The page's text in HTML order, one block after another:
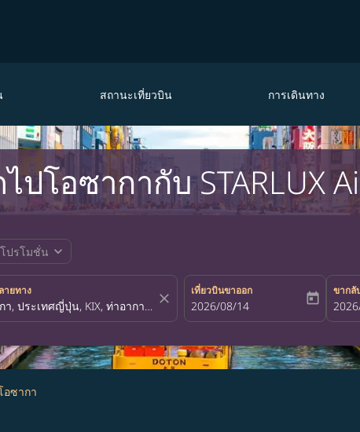
สถานะเที่ยวบิน การเดินทาง
ปโอซากากับ STARLUX
ปรโมชั่น expand_more
ายทาง
close
เที่ยวบินขาออก
fc-booking-departure-date-aria-
2026/08/14 today
ขากลั
fc-
อซากา